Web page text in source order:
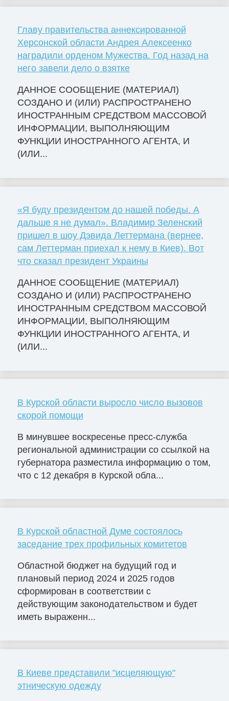
Главу правительства аннексированной
Херсонской области Андрея Алексеенко
наградили орденом Мужества. Год назад на
него завели дело о взятке
ДАННОЕ СООБЩЕНИЕ (МАТЕРИАЛ)
СОЗДАНО И (ИЛИ) РАСПРОСТРАНЕНО
ИНОСТРАННЫМ СРЕДСТВОМ МАССОВОЙ
ИНФОРМАЦИИ, ВЫПОЛНЯЮЩИМ
ФУНКЦИИ ИНОСТРАННОГО АГЕНТА, И
(ИЛИ...
«Я буду президентом до нашей победы. А
дальше я не думал». Владимир Зеленский
пришел в шоу Дэвида Леттермана (вернее,
сам Леттерман приехал к нему в Киев). Вот
что сказал президент Украины
ДАННОЕ СООБЩЕНИЕ (МАТЕРИАЛ)
СОЗДАНО И (ИЛИ) РАСПРОСТРАНЕНО
ИНОСТРАННЫМ СРЕДСТВОМ МАССОВОЙ
ИНФОРМАЦИИ, ВЫПОЛНЯЮЩИМ
ФУНКЦИИ ИНОСТРАННОГО АГЕНТА, И
(ИЛИ...
В Курской области выросло число вызовов
скорой помощи
В минувшее воскресенье пресс-служба
региональной администрации со ссылкой на
губернатора разместила информацию о том,
что с 12 декабря в Курской обла...
В Курской областной Думе состоялось
заседание трех профильных комитетов
Областной бюджет на будущий год и
плановый период 2024 и 2025 годов
сформирован в соответствии с
действующим законодательством и будет
иметь выраженн...
В Киеве представили "исцеляющую"
этническую одежду